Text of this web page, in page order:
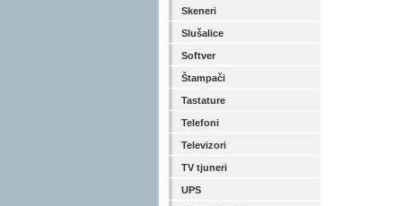
Skeneri
Slušalice
Softver
Štampači
Tastature
Telefoni
Televizori
TV tjuneri
UPS